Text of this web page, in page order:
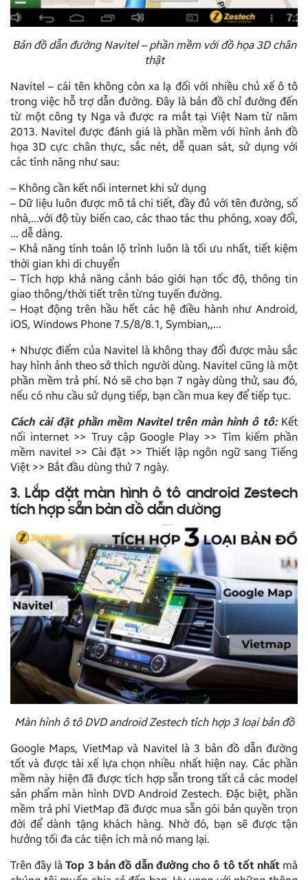
Bản đồ dẫn đường Navitel – phần mềm với đồ họa 3D chân
thật
Navitel – cái tên không còn xa lạ đối với nhiều chủ xế ô tô
trong việc hỗ trợ dẫn đường. Đây là bản đồ chỉ đường đến
từ một công ty Nga và được ra mắt tại Việt Nam từ năm
2013. Navitel được đánh giá là phần mềm với hình ảnh đồ
họa 3D cực chân thực, sắc nét, dễ quan sát, sử dụng với
các tính năng như sau:
– Không cần kết nối internet khi sử dụng
– Dữ liệu luôn được mô tả chi tiết, đầy đủ với tên đường, số
nhà,…với độ tùy biến cao, các thao tác thu phóng, xoay đổi,
… dễ dàng.
– Khả năng tính toán lộ trình luôn là tối ưu nhất, tiết kiệm
thời gian khi di chuyển
– Tích hợp khả năng cảnh báo giới hạn tốc độ, thông tin
giao thông/thời tiết trên từng tuyến đường.
– Hoạt động trên hầu hết các hệ điều hành như Android,
iOS, Windows Phone 7.5/8/8.1, Symbian,,…
+ Nhược điểm của Navitel là không thay đổi được màu sắc
hay hình ảnh theo sở thích người dùng. Navitel cũng là một
phần mềm trả phí. Nó sẽ cho bạn 7 ngày dùng thử, sau đó,
nếu có nhu cầu sử dụng tiếp, bạn cần mua key để tiếp tục.
Cách cài đặt phần mềm Navitel trên màn hình ô tô: Kết
nối internet >> Truy cập Google Play >> Tìm kiếm phần
mềm navitel >> Cài đặt >> Thiết lập ngôn ngữ sang Tiếng
Việt >> Bắt đầu dùng thử 7 ngày.
3. Lắp đặt màn hình ô tô android Zestech
tích hợp sẵn bản đồ dẫn đường
Màn hình ô tô DVD android Zestech tích hợp 3 loại bản đồ
Google Maps, VietMap và Navitel là 3 bản đồ dẫn đường
tốt và được tài xế lựa chọn nhiều nhất hiện nay. Các phần
mềm này hiện đã được tích hợp sẵn trong tất cả các model
sản phẩm màn hình DVD Android Zestech. Đặc biệt, phần
mềm trả phí VietMap đã được mua sẵn gói bản quyền trọn
đời để dành tặng khách hàng. Nhờ đó, bạn sẽ được tận
hưởng tối đa các tiện ích mà nó mang lại.
Trên đây làTop 3 bản đồ dẫn đường cho ô tô tốt nhất mà